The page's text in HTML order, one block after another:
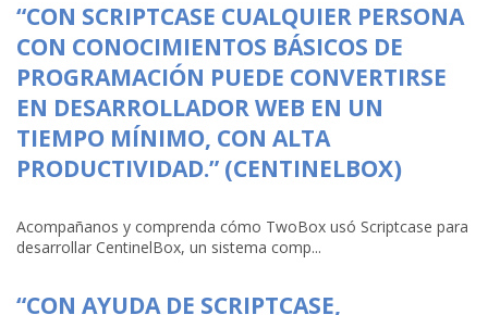
“CON SCRIPTCASE CUALQUIER PERSONA
CON CONOCIMIENTOS BÁSICOS DE
PROGRAMACIÓN PUEDE CONVERTIRSE
EN DESARROLLADOR WEB EN UN
TIEMPO MÍNIMO, CON ALTA
PRODUCTIVIDAD.” (CENTINELBOX)
Acompañanos y comprenda cómo TwoBox usó Scriptcase para
desarrollar CentinelBox, un sistema comp...
“CON AYUDA DE SCRIPTCASE,